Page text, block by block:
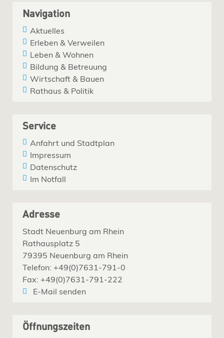
Navigation
Aktuelles
Erleben & Verweilen
Leben & Wohnen
Bildung & Betreuung
Wirtschaft & Bauen
Rathaus & Politik
Service
Anfahrt und Stadtplan
Impressum
Datenschutz
Im Notfall
Adresse
Stadt Neuenburg am Rhein
Rathausplatz 5
79395 Neuenburg am Rhein
Telefon: +49(0)7631-791-0
Fax: +49(0)7631-791-222
E-Mail senden
Öffnungszeiten